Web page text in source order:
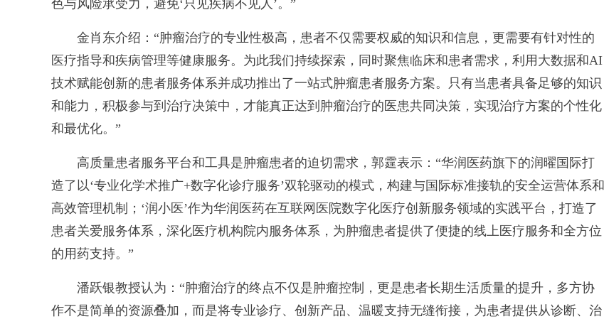
色与风险承受力，避免‘只见疾病不见人’。”
金肖东介绍：“肿瘤治疗的专业性极高，患者不仅需要权威的知识和信息，更需要有针对性的
医疗指导和疾病管理等健康服务。为此我们持续探索，同时聚焦临床和患者需求，利用大数据和AI
技术赋能创新的患者服务体系并成功推出了一站式肿瘤患者服务方案。只有当患者具备足够的知识
和能力，积极参与到治疗决策中，才能真正达到肿瘤治疗的医患共同决策，实现治疗方案的个性化
和最优化。”
高质量患者服务平台和工具是肿瘤患者的迫切需求，郭霆表示：“华润医药旗下的润曜国际打
造了以‘专业化学术推广+数字化诊疗服务’双轮驱动的模式，构建与国际标准接轨的安全运营体系和
高效管理机制；‘润小医’作为华润医药在互联网医院数字化医疗创新服务领域的实践平台，打造了
患者关爱服务体系，深化医疗机构院内服务体系，为肿瘤患者提供了便捷的线上医疗服务和全方位
的用药支持。”
潘跃银教授认为：“肿瘤治疗的终点不仅是肿瘤控制，更是患者长期生活质量的提升，多方协
作不是简单的资源叠加，而是将专业诊疗、创新产品、温暖支持无缝衔接，为患者提供从诊断、治